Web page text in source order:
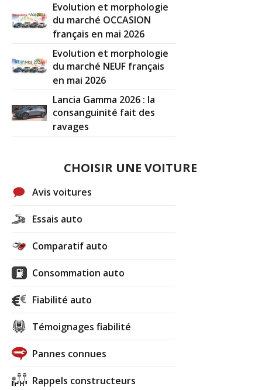
Evolution et morphologie
du marché OCCASION
français en mai 2026
Evolution et morphologie
du marché NEUF français
en mai 2026
Lancia Gamma 2026 : la
consanguinité fait des
ravages
CHOISIR UNE VOITURE
Avis voitures
Essais auto
Comparatif auto
Consommation auto
Fiabilité auto
Témoignages fiabilité
Pannes connues
Rappels constructeurs